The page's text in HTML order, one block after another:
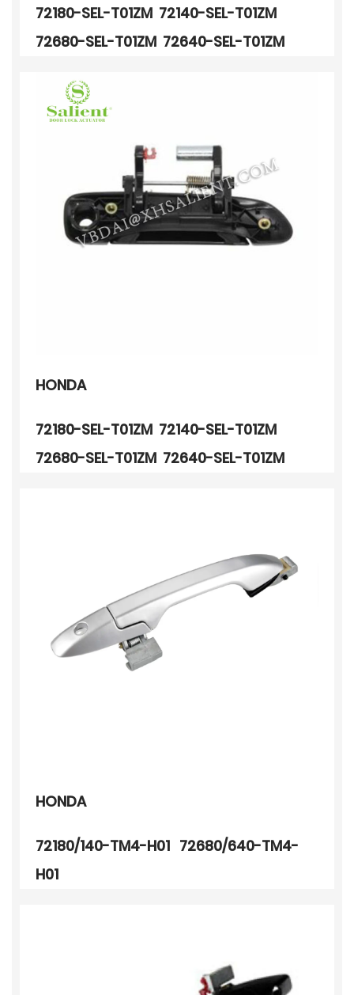
72180-SEL-T01ZM 72140-SEL-T01ZM
72680-SEL-T01ZM 72640-SEL-T01ZM
HONDA
72180-SEL-T01ZM 72140-SEL-T01ZM
72680-SEL-T01ZM 72640-SEL-T01ZM
HONDA
72180/140-TM4-H01 72680/640-TM4-
H01